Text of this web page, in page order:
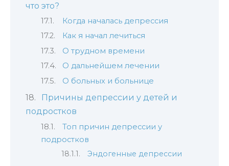
что это?
Когда началась депрессия
Как я начал лечиться
О трудном времени
О дальнейшем лечении
О больных и больнице
Причины депрессии у детей и
подростков
Топ причин депрессии у
подростков
Эндогенные депрессии